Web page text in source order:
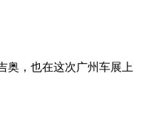
奥，也在这次广州车展上